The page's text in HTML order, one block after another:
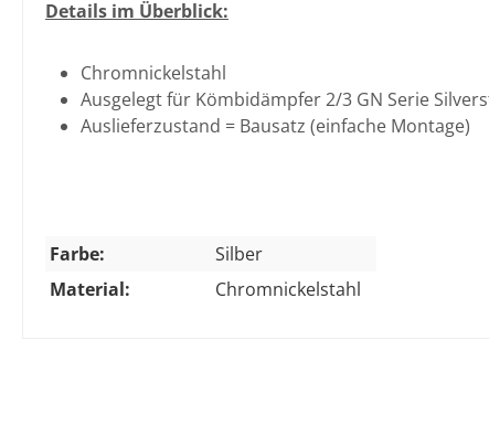
Details im Überblick:
Chromnickelstahl
Ausgelegt für Kömbidämpfer 2/3 GN Serie
Auslieferzustand = Bausatz (einfache Montage)
Farbe:
Silber
Material:
Chromnickelstahl